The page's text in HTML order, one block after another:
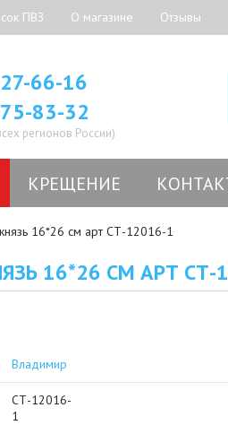
ПВЗ О магазине Отзывы
66-16
83-32
регионов России)
КРЕЩЕНИЕ
16*26 см арт СТ-12016-1
16*26 СМ АРТ СТ-
Владимир
СТ-12016-
1